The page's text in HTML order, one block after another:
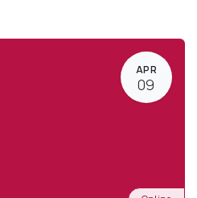
APR
09